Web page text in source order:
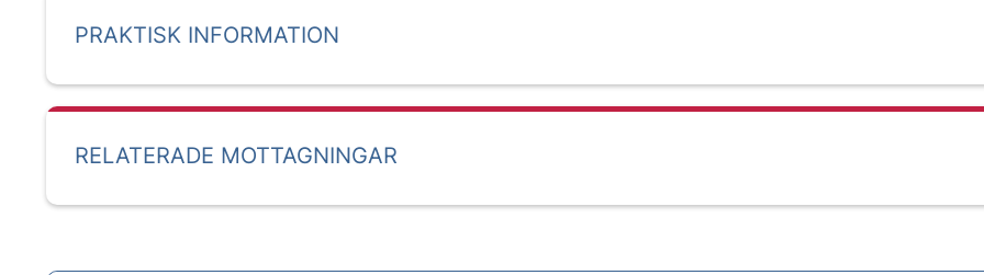
PRAKTISK INFORMATION
RELATERADE MOTTAGNINGAR